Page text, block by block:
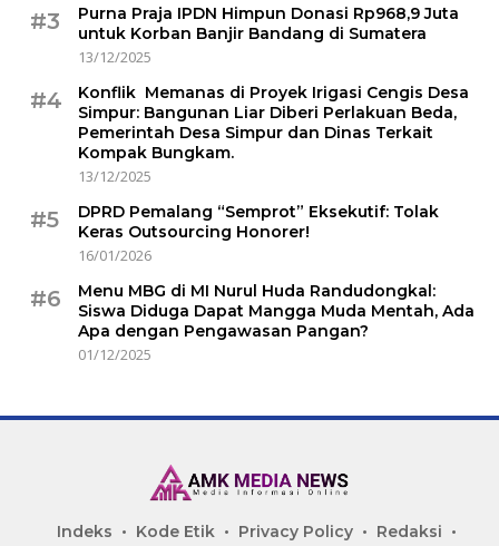
#3
Purna Praja IPDN Himpun Donasi Rp968,9 Juta
untuk Korban Banjir Bandang di Sumatera
13/12/2025
#4
Konflik Memanas di Proyek Irigasi Cengis Desa
Simpur: Bangunan Liar Diberi Perlakuan Beda,
Pemerintah Desa Simpur dan Dinas Terkait
Kompak Bungkam.
13/12/2025
#5
DPRD Pemalang “Semprot” Eksekutif: Tolak
Keras Outsourcing Honorer!
16/01/2026
#6
Menu MBG di MI Nurul Huda Randudongkal:
Siswa Diduga Dapat Mangga Muda Mentah, Ada
Apa dengan Pengawasan Pangan?
01/12/2025
Indeks Kode Etik Privacy Policy Redaksi